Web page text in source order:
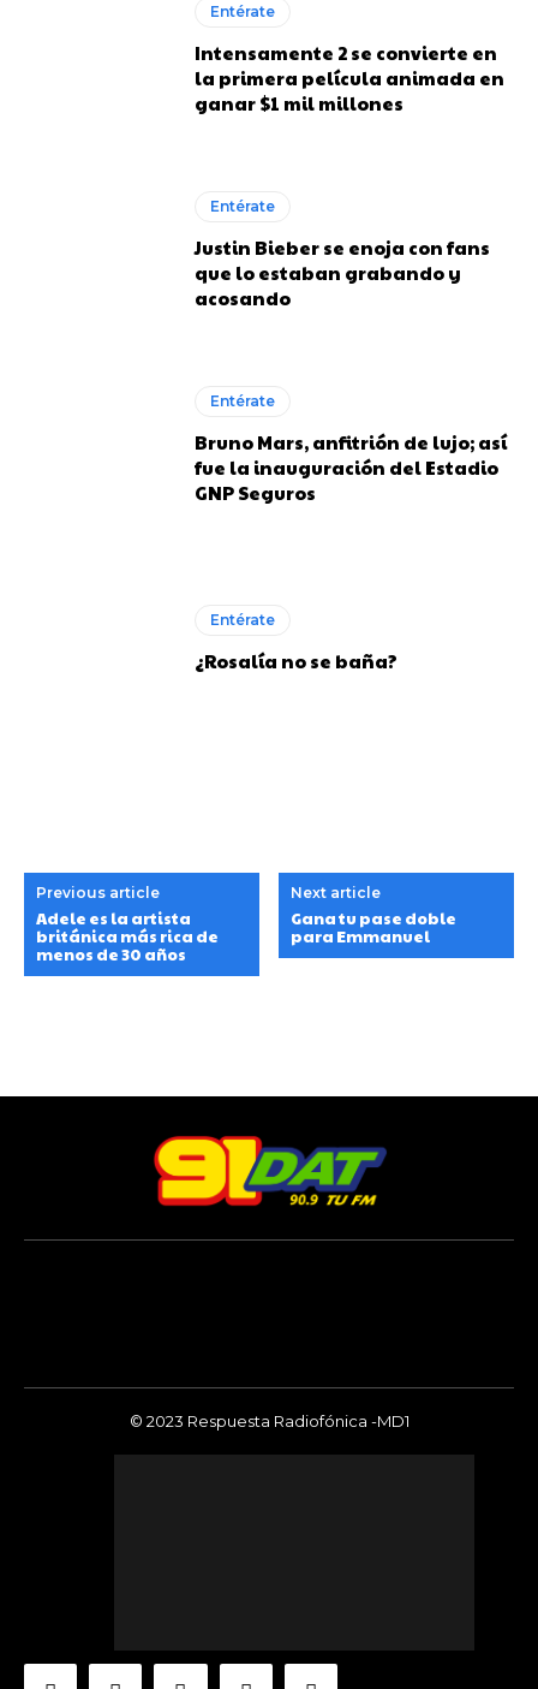
Entérate
Intensamente 2 se convierte en
la primera película animada en
ganar $1 mil millones
Entérate
Justin Bieber se enoja con fans
que lo estaban grabando y
acosando
Entérate
Bruno Mars, anfitrión de lujo; así
fue la inauguración del Estadio
GNP Seguros
Entérate
¿Rosalía no se baña?
Previous article
Adele es la artista
británica más rica de
menos de 30 años
Next article
Gana tu pase doble
para Emmanuel
© 2023 Respuesta Radiofónica -MD1